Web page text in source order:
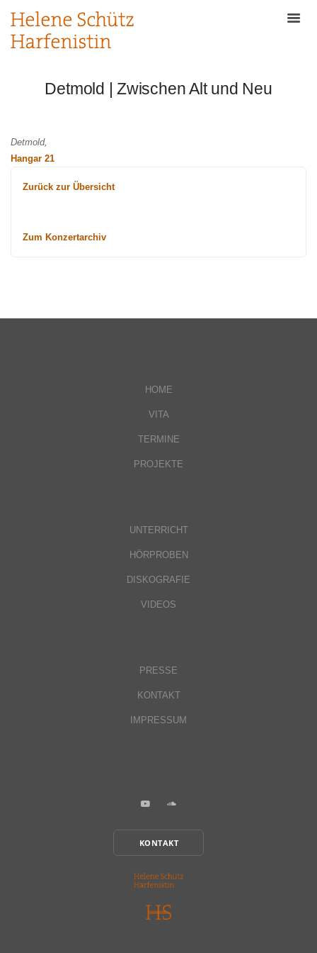
Detmold | Zwischen Alt und Neu
Detmold,
Hangar 21
Zurück zur Übersicht
Zum Konzertarchiv
HOME
VITA
TERMINE
PROJEKTE
UNTERRICHT
HÖRPROBEN
DISKOGRAFIE
VIDEOS
PRESSE
KONTAKT
IMPRESSUM
KONTAKT